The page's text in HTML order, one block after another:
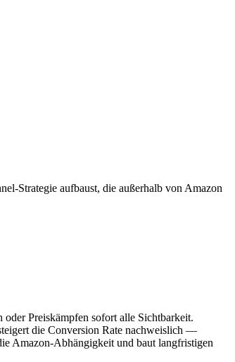
Strategie aufbaust, die außerhalb von Amazon
Preiskämpfen sofort alle Sichtbarkeit.
die Conversion Rate nachweislich —
Amazon-Abhängigkeit und baut langfristigen